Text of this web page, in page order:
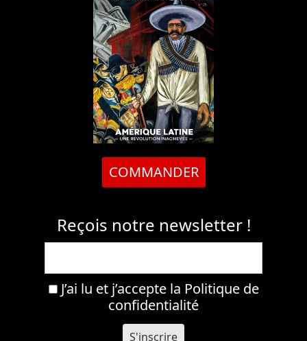
COMMANDER
Reçois notre newsletter !
J’ai lu et j’accepte la Politique de
confidentialité